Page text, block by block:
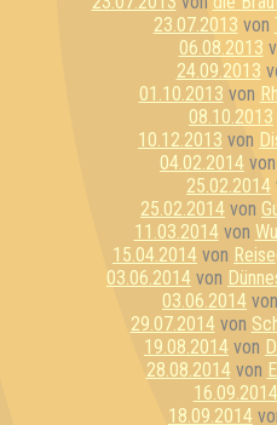
23.07.2013 von
06.08.2013
24.09.2013
01.10.2013 von
08.10.2013
10.12.2013 von
04.02.2014 von
25.02.2014
25.02.2014 von
11.03.2014von
15.04.2014 von
03.06.2014 von
03.06.2014 von
29.07.2014von
19.08.2014 von
28.08.2014von
16.09.2014
18.09.2014